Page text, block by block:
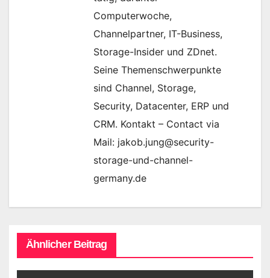
Computerwoche,
Channelpartner, IT-Business,
Storage-Insider und ZDnet.
Seine Themenschwerpunkte
sind Channel, Storage,
Security, Datacenter, ERP und
CRM. Kontakt – Contact via
Mail: jakob.jung@security-
storage-und-channel-
germany.de
Ähnlicher Beitrag